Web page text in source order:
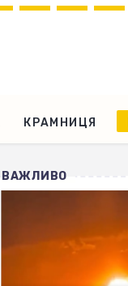
КРАМНИЦЯ
ВАЖЛИВО